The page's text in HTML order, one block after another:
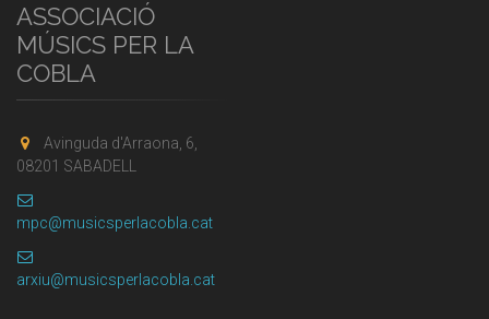
ASSOCIACIÓ
MÚSICS PER LA
COBLA
Avinguda d'Arraona, 6,
08201 SABADELL
mpc@musicsperlacobla.cat
arxiu@musicsperlacobla.cat